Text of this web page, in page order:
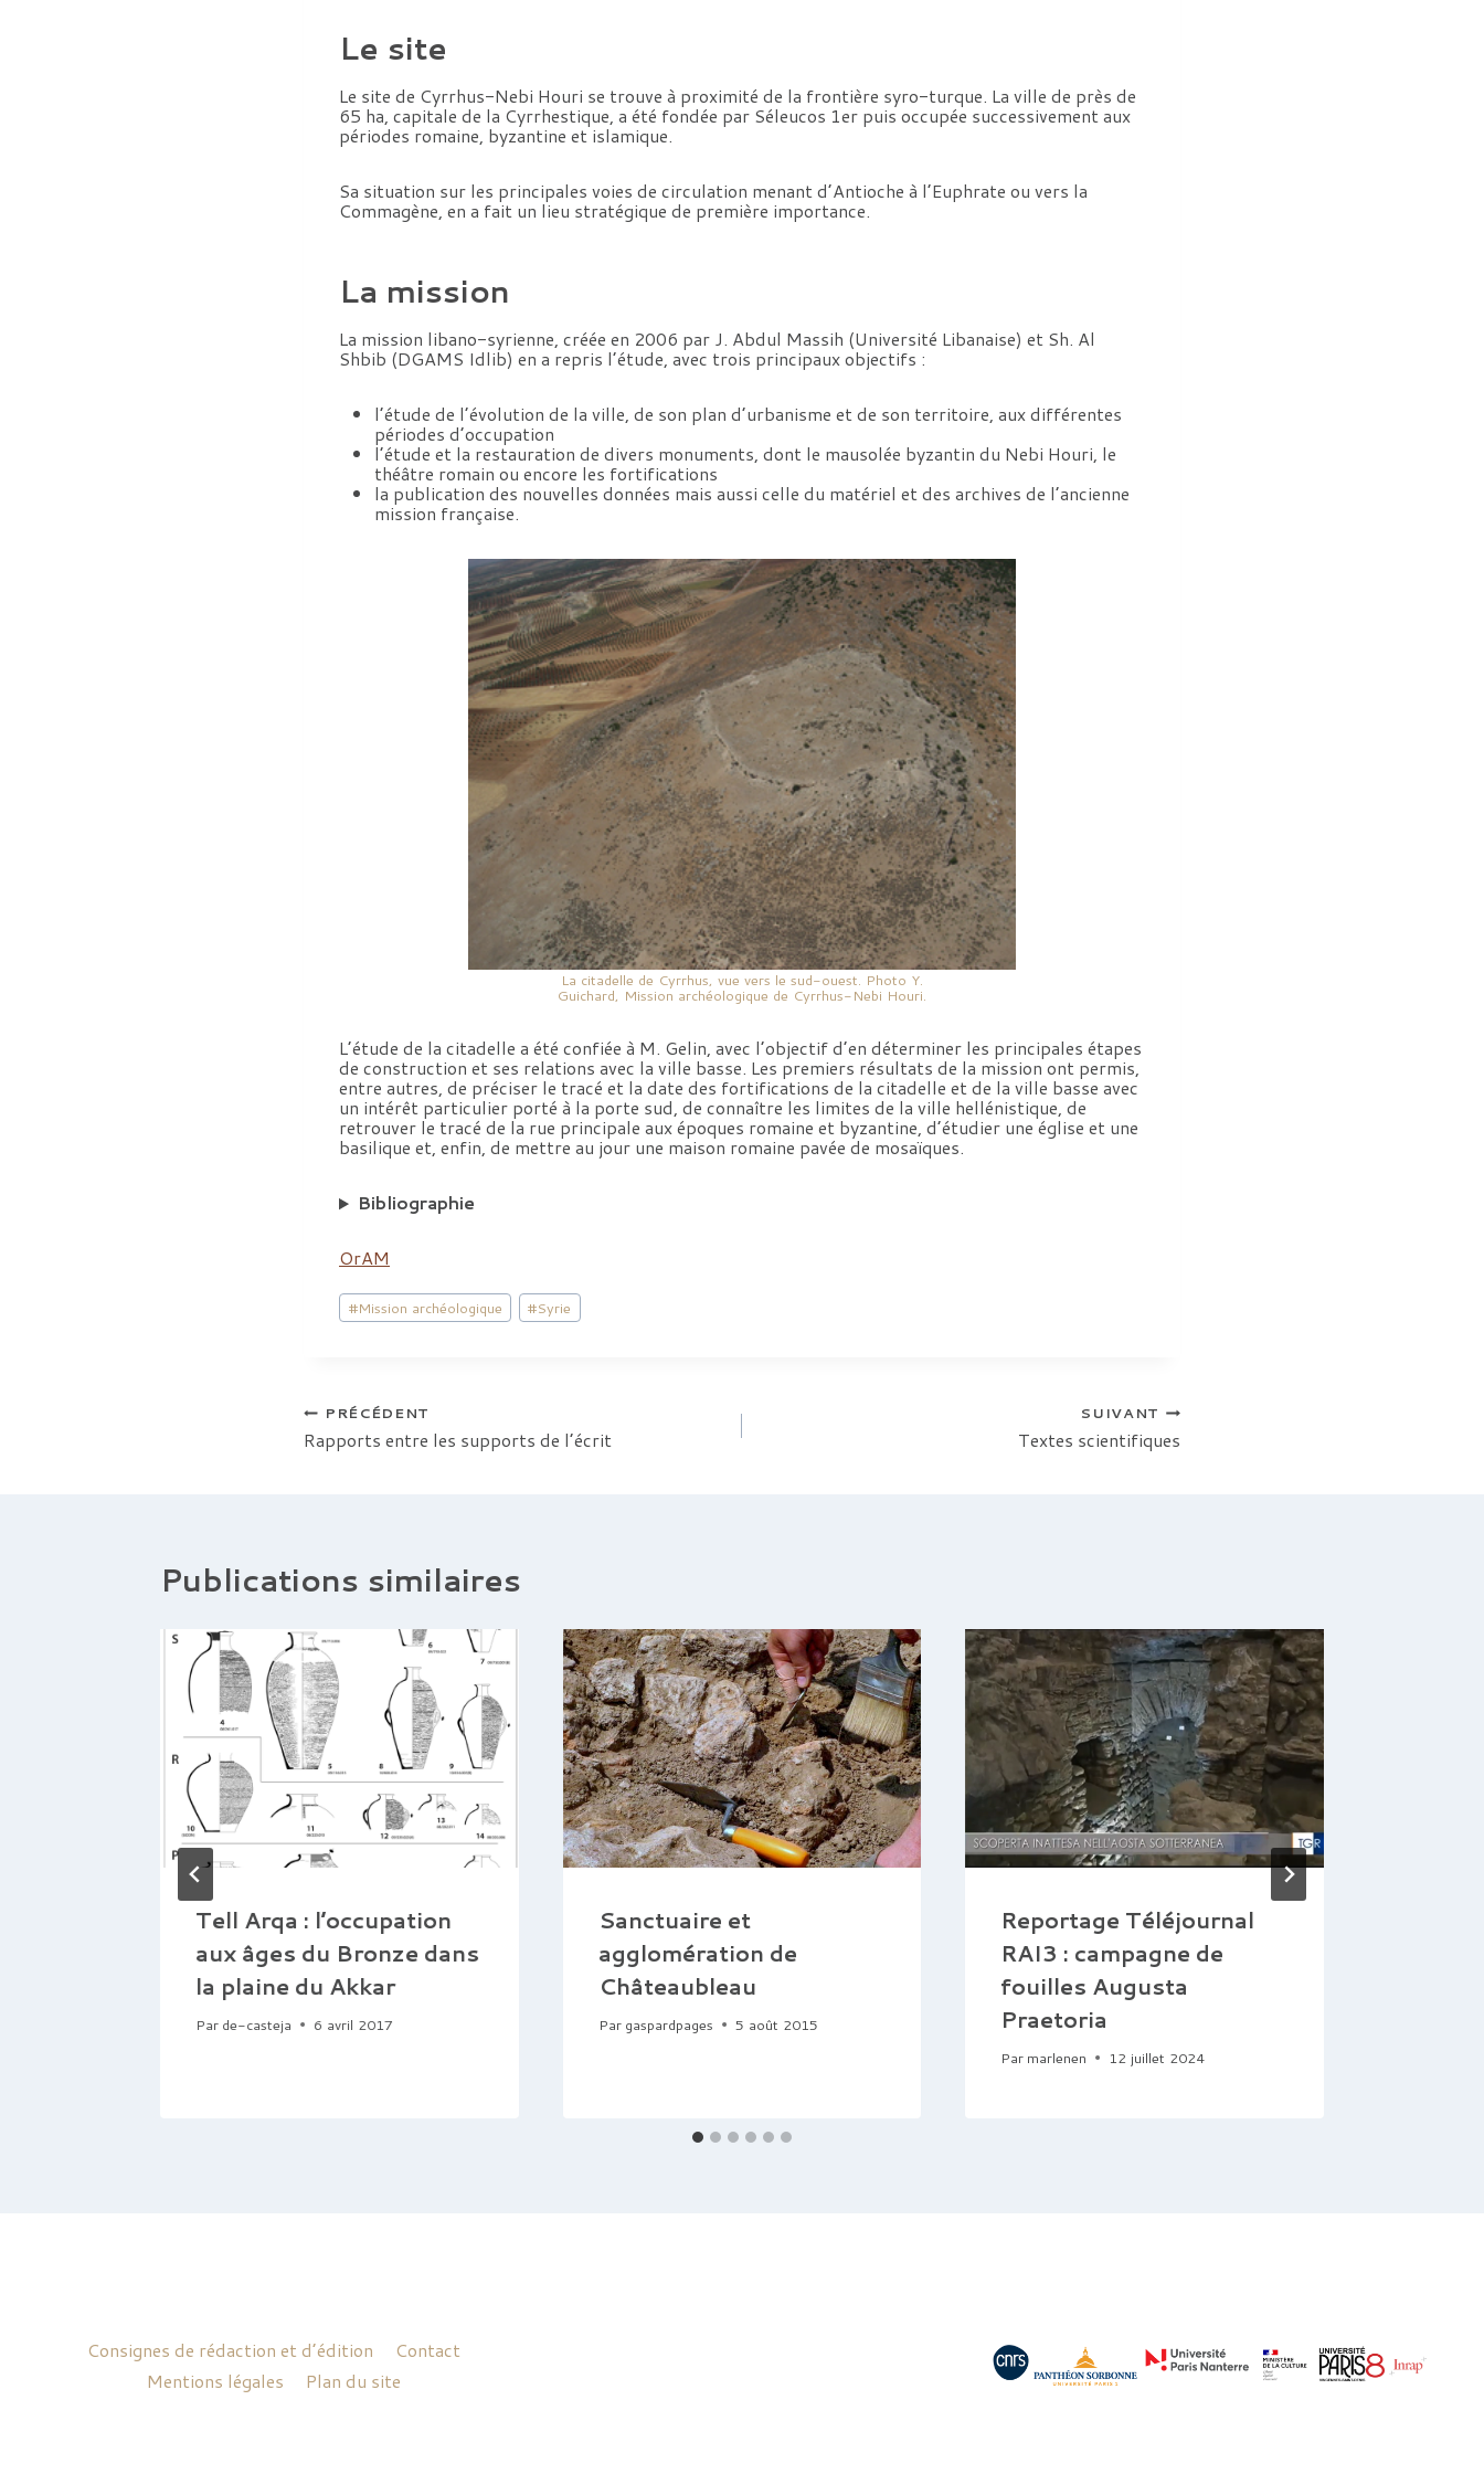
Le site
Le site de Cyrrhus-Nebi Houri se trouve à proximité de la frontière syro-turque. La ville de près de
65 ha, capitale de la Cyrrhestique, a été fondée par Séleucos 1er puis occupée successivement aux
périodes romaine, byzantine et islamique.
Sa situation sur les principales voies de circulation menant d’Antioche à l’Euphrate ou vers la
Commagène, en a fait un lieu stratégique de première importance.
La mission
La mission libano-syrienne, créée en 2006 par J. Abdul Massih (Université Libanaise) et Sh. Al
Shbib (DGAMS Idlib) en a repris l’étude, avec trois principaux objectifs :
l’étude de l’évolution de la ville, de son plan d’urbanisme et de son territoire, aux différentes
périodes d’occupation
l’étude et la restauration de divers monuments, dont le mausolée byzantin du Nebi Houri, le
théâtre romain ou encore les fortifications
la publication des nouvelles données mais aussi celle du matériel et des archives de l’ancienne
mission française.
La citadelle de Cyrrhus, vue vers le sud-ouest. Photo Y.
Guichard, Mission archéologique de Cyrrhus-Nebi Houri.
L’étude de la citadelle a été confiée à M. Gelin, avec l’objectif d’en déterminer les principales étapes
de construction et ses relations avec la ville basse. Les premiers résultats de la mission ont permis,
entre autres, de préciser le tracé et la date des fortifications de la citadelle et de la ville basse avec
un intérêt particulier porté à la porte sud, de connaître les limites de la ville hellénistique, de
retrouver le tracé de la rue principale aux époques romaine et byzantine, d’étudier une église et une
basilique et, enfin, de mettre au jour une maison romaine pavée de mosaïques.
Bibliographie
OrAM
Étiquettes
de
#Mission archéologique #Syrie
Navigation
PRÉCÉDENT
Rapports entre les supports de l’écrit
SUIVANT
Textes scientifiques
Publications similaires
Tell Arqa : l’occupation
aux âges du Bronze dans
la plaine du Akkar
Par de-casteja 6 avril 2017
Sanctuaire et
agglomération de
Châteaubleau
Par gaspardpages 5 août 2015
Reportage Téléjournal
RAI3 : campagne de
fouilles Augusta
Praetoria
Par marlenen 12 juillet 2024
Consignes de rédaction et d’édition
Contact
Mentions légales
Plan du site